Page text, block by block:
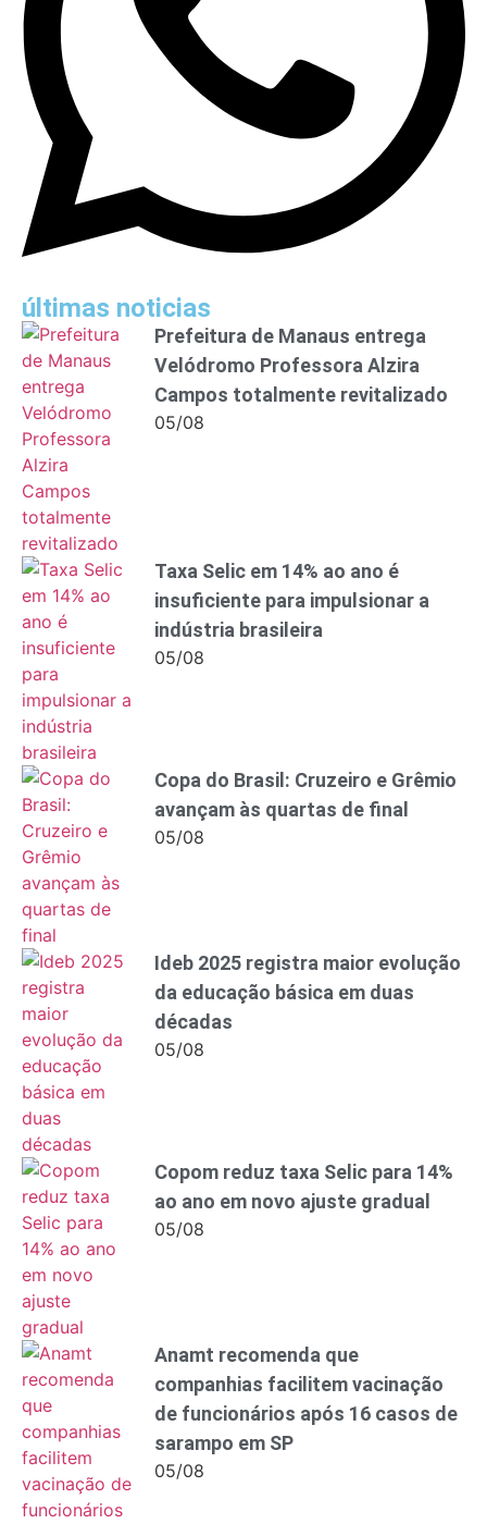
últimas noticias
Prefeitura de Manaus entrega
Velódromo Professora Alzira
Campos totalmente revitalizado
05/08
Taxa Selic em 14% ao ano é
insuficiente para impulsionar a
indústria brasileira
05/08
Copa do Brasil: Cruzeiro e Grêmio
avançam às quartas de final
05/08
Ideb 2025 registra maior evolução
da educação básica em duas
décadas
05/08
Copom reduz taxa Selic para 14%
ao ano em novo ajuste gradual
05/08
Anamt recomenda que
companhias facilitem vacinação
de funcionários após 16 casos de
sarampo em SP
05/08